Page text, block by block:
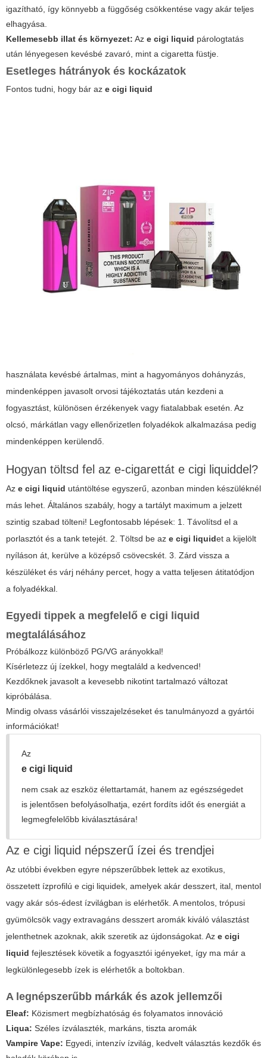
igazítható, így könnyebb a függőség csökkentése vagy akár teljes
elhagyása.
Kellemesebb illat és környezet: Az e cigi liquid párologtatás
után lényegesen kevésbé zavaró, mint a cigaretta füstje.
Esetleges hátrányok és kockázatok
Fontos tudni, hogy bár az e cigi liquid
használata kevésbé ártalmas, mint a hagyományos dohányzás,
mindenképpen javasolt orvosi tájékoztatás után kezdeni a
fogyasztást, különösen érzékenyek vagy fiatalabbak esetén. Az
olcsó, márkátlan vagy ellenőrizetlen folyadékok alkalmazása pedig
mindenképpen kerülendő.
Hogyan töltsd fel az e-cigarettát e cigi liquiddel?
Az e cigi liquid utántöltése egyszerű, azonban minden készüléknél
más lehet. Általános szabály, hogy a tartályt maximum a jelzett
szintig szabad tölteni! Legfontosabb lépések: 1. Távolítsd el a
porlasztót és a tank tetejét. 2. Töltsd be az e cigi liquidet a kijelölt
nyíláson át, kerülve a középső csövecskét. 3. Zárd vissza a
készüléket és várj néhány percet, hogy a vatta teljesen átitatódjon
a folyadékkal.
Egyedi tippek a megfelelő e cigi liquid
megtalálásához
Próbálkozz különböző PG/VG arányokkal!
Kísérletezz új ízekkel, hogy megtaláld a kedvenced!
Kezdőknek javasolt a kevesebb nikotint tartalmazó változat
kipróbálása.
Mindig olvass vásárlói visszajelzéseket és tanulmányozd a gyártói
információkat!
Az
e cigi liquid
nem csak az eszköz élettartamát, hanem az egészségedet
is jelentősen befolyásolhatja, ezért fordíts időt és energiát a
legmegfelelőbb kiválasztására!
Az e cigi liquid népszerű ízei és trendjei
Az utóbbi években egyre népszerűbbek lettek az exotikus,
összetett ízprofilú e cigi liquidek, amelyek akár desszert, ital, mentol
vagy akár sós-édest ízvilágban is elérhetők. A mentolos, trópusi
gyümölcsök vagy extravagáns desszert aromák kiváló választást
jelenthetnek azoknak, akik szeretik az újdonságokat. Az e cigi
liquid fejlesztések követik a fogyasztói igényeket, így ma már a
legkülönlegesebb ízek is elérhetők a boltokban.
A legnépszerűbb márkák és azok jellemzői
Eleaf: Közismert megbízhatóság és folyamatos innováció
Liqua: Széles ízválaszték, markáns, tiszta aromák
Vampire Vape: Egyedi, intenzív ízvilág, kedvelt választás kezdők és